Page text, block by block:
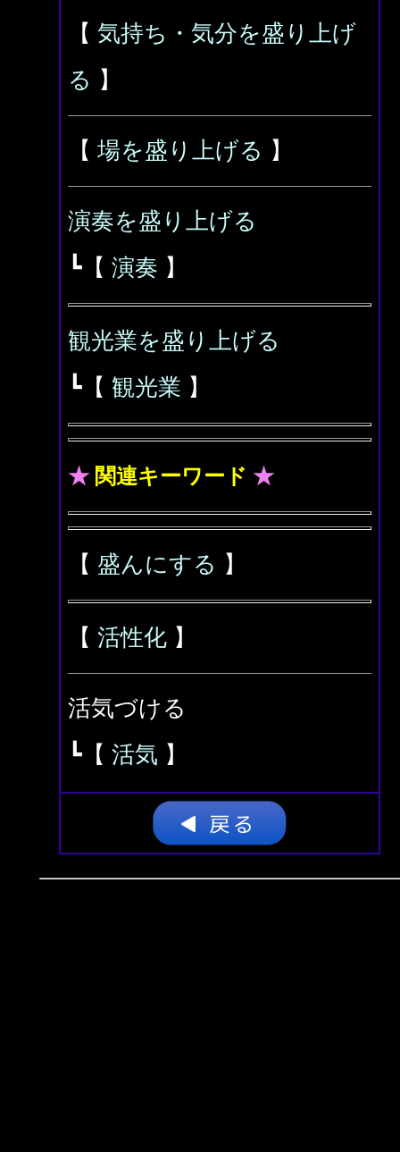
【 気持ち・気分を盛り上げ
る 】
【 場を盛り上げる 】
演奏を盛り上げる
┗【 演奏 】
観光業を盛り上げる
┗【 観光業 】
★ 関連キーワード ★
【 盛んにする 】
【 活性化 】
活気づける
┗【 活気 】